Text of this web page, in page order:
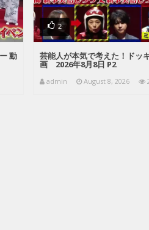
動
2
芸能人が本気で考えた！ドッ
画 2026年8月8日 P2
admin August 8, 2026